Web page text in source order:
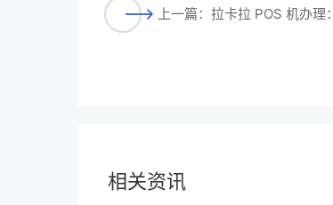
上一篇：拉卡拉 POS 机办
相关资讯